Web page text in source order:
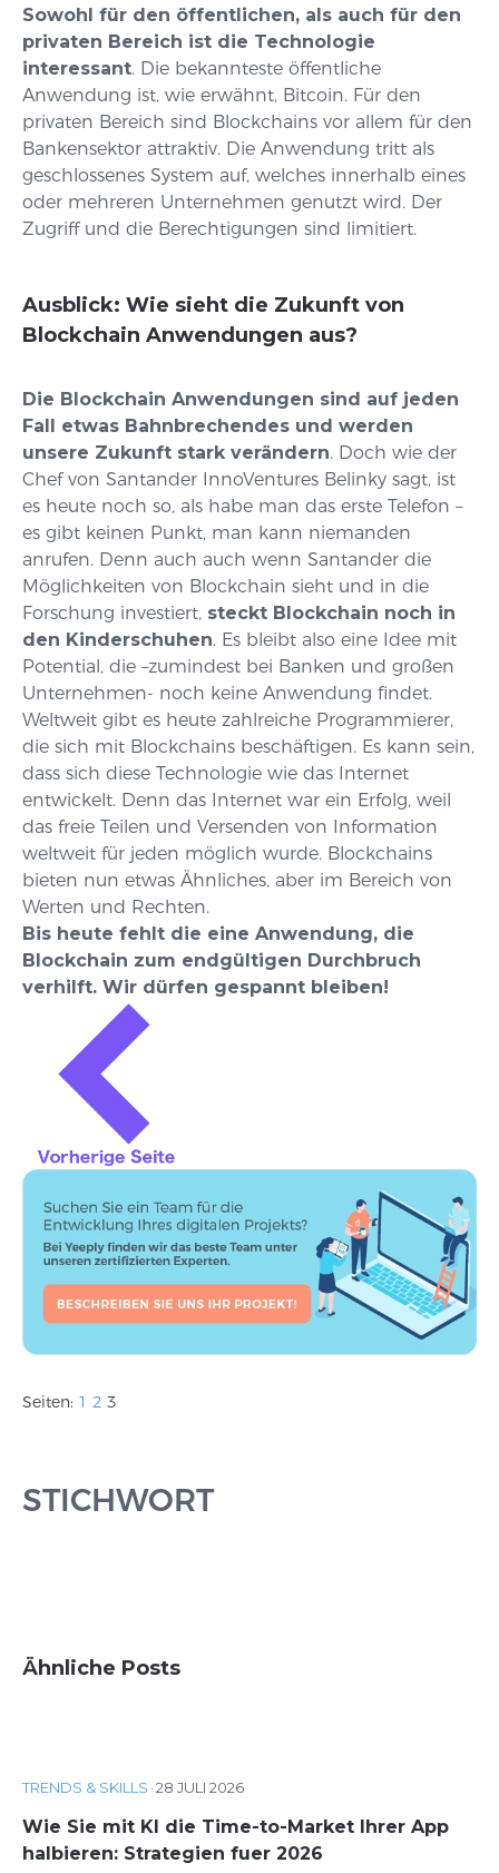
Sowohl für den öffentlichen, als auch für den
privaten Bereich ist die Technologie
interessant. Die bekannteste öffentliche
Anwendung ist, wie erwähnt, Bitcoin. Für den
privaten Bereich sind Blockchains vor allem für den
Bankensektor attraktiv. Die Anwendung tritt als
geschlossenes System auf, welches innerhalb eines
oder mehreren Unternehmen genutzt wird. Der
Zugriff und die Berechtigungen sind limitiert.
Ausblick: Wie sieht die Zukunft von
Blockchain Anwendungen aus?
Die Blockchain Anwendungen sind auf jeden
Fall etwas Bahnbrechendes und werden
unsere Zukunft stark verändern. Doch wie der
Chef von Santander InnoVentures Belinky sagt, ist
es heute noch so, als habe man das erste Telefon –
es gibt keinen Punkt, man kann niemanden
anrufen. Denn auch auch wenn Santander die
Möglichkeiten von Blockchain sieht und in die
Forschung investiert, steckt Blockchain noch in
den Kinderschuhen. Es bleibt also eine Idee mit
Potential, die –zumindest bei Banken und großen
Unternehmen- noch keine Anwendung findet.
Weltweit gibt es heute zahlreiche Programmierer,
die sich mit Blockchains beschäftigen. Es kann sein,
dass sich diese Technologie wie das Internet
entwickelt. Denn das Internet war ein Erfolg, weil
das freie Teilen und Versenden von Information
weltweit für jeden möglich wurde. Blockchains
bieten nun etwas Ähnliches, aber im Bereich von
Werten und Rechten.
Bis heute fehlt die eine Anwendung, die
Blockchain zum endgültigen Durchbruch
verhilft. Wir dürfen gespannt bleiben!
Seiten: 1 2 3
STICHWORT
Ähnliche Posts
TRENDS & SKILLS ·28 JULI 2026
Wie Sie mit KI die Time-to-Market Ihrer App
halbieren: Strategien fuer 2026